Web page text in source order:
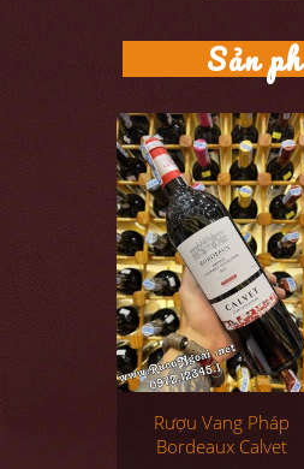
Sản
Rượu Vang Pháp
Bordeaux Calvet